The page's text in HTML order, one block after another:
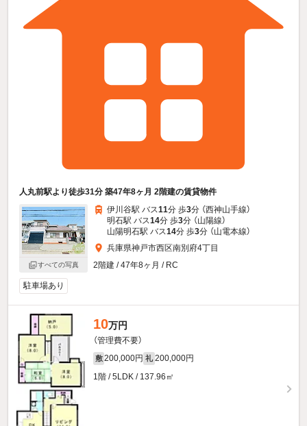
人丸前駅より徒歩31分 築47年8ヶ月 2階建の賃貸物件
すべての写真
伊川谷駅 バス11分 歩3分 （西神山手線）
明石駅 バス14分 歩3分 （山陽線）
山陽明石駅 バス14分 歩3分 （山電本線）
兵庫県神戸市西区南別府4丁目
2階建 / 47年8ヶ月 / RC
駐車場あり
10万円
（管理費不要）
敷 200,000円 礼 200,000円
1階 / 5LDK / 137.96㎡